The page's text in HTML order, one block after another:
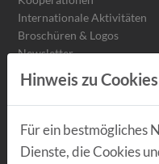
Internationale Aktivitäten
Broschüren & Logos
Newsletter
News
Hinweis zu
Für ein bestmögliches
Dienste, die Cookies